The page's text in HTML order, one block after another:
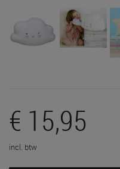
€ 15,95
incl. btw